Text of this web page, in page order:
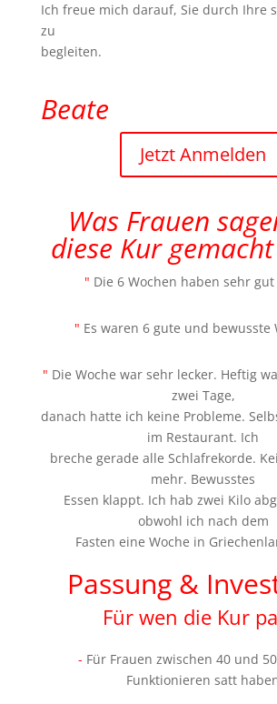
Ich freue mich darauf, Sie durch Ihre
zu
begleiten.
Beate
Jetzt Anmelden
Was Frauen
diese Kur
" Die 6 Wochen haben sehr
" Es waren 6 gute und bewusste
" Die Woche war sehr lecker. Heftig
zwei Tage,
danach hatte ich keine Probleme.
im Restaurant. Ich
breche gerade alle Schlafrekorde.
mehr. Bewusstes
Essen klappt. Ich hab zwei Kilo
obwohl ich nach dem
Fasten eine Woche in
Passung &
Für wen die Kur
- Für Frauen zwischen 40 und
Funktionieren satt